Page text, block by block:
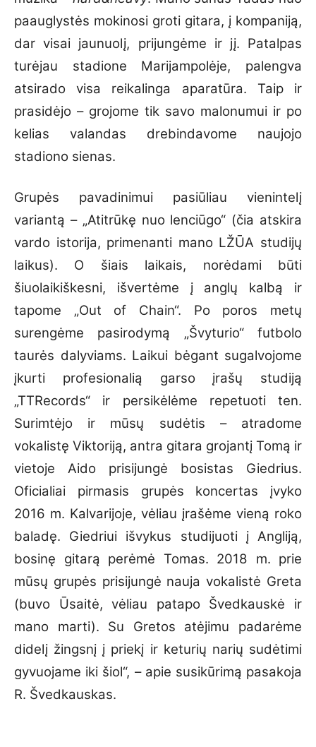
paauglystės mokinosi groti gitara, į kompaniją,
dar visai jaunuolį, prijungėme ir jį. Patalpas
turėjau stadione Marijampolėje, palengva
atsirado visa reikalinga aparatūra. Taip ir
prasidėjo – grojome tik savo malonumui ir po
kelias valandas drebindavome naujojo
stadiono sienas.
Grupės pavadinimui pasiūliau vienintelį
variantą – „Atitrūkę nuo lenciūgo“ (čia atskira
vardo istorija, primenanti mano LŽŪA studijų
laikus). O šiais laikais, norėdami būti
šiuolaikiškesni, išvertėme į anglų kalbą ir
tapome „Out of Chain“. Po poros metų
surengėme pasirodymą „Švyturio“ futbolo
taurės dalyviams. Laikui bėgant sugalvojome
įkurti profesionalią garso įrašų studiją
„TTRecords“ ir persikėlėme repetuoti ten.
Surimtėjo ir mūsų sudėtis – atradome
vokalistę Viktoriją, antra gitara grojantį Tomą ir
vietoje Aido prisijungė bosistas Giedrius.
Oficialiai pirmasis grupės koncertas įvyko
2016 m. Kalvarijoje, vėliau įrašėme vieną roko
baladę. Giedriui išvykus studijuoti į Angliją,
bosinę gitarą perėmė Tomas. 2018 m. prie
mūsų grupės prisijungė nauja vokalistė Greta
(buvo Ūsaitė, vėliau patapo Švedkauskė ir
mano marti). Su Gretos atėjimu padarėme
didelį žingsnį į priekį ir keturių narių sudėtimi
gyvuojame iki šiol“, – apie susikūrimą pasakoja
R. Švedkauskas.